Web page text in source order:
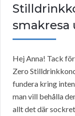
smakresa
Hej Anna! Tack
Zero
fundera kring
man vill behålla
allt det där